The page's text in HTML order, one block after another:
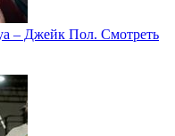
– Джейк Пол. Смотреть